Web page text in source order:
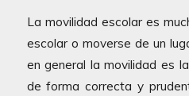
La movilidad escolar es
escolar o moverse de un
en general la movilidad es
de forma correcta y